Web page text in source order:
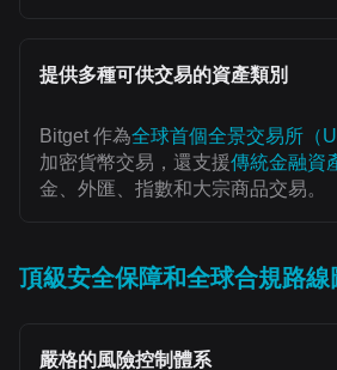
提供多種可供交易的資產類別
Bitget 作為全球首個全景交易所（
加密貨幣交易，還支援傳統金融資
金、外匯、指數和大宗商品交易。
頂級安全保障和全球合規路線
嚴格的風險控制體系